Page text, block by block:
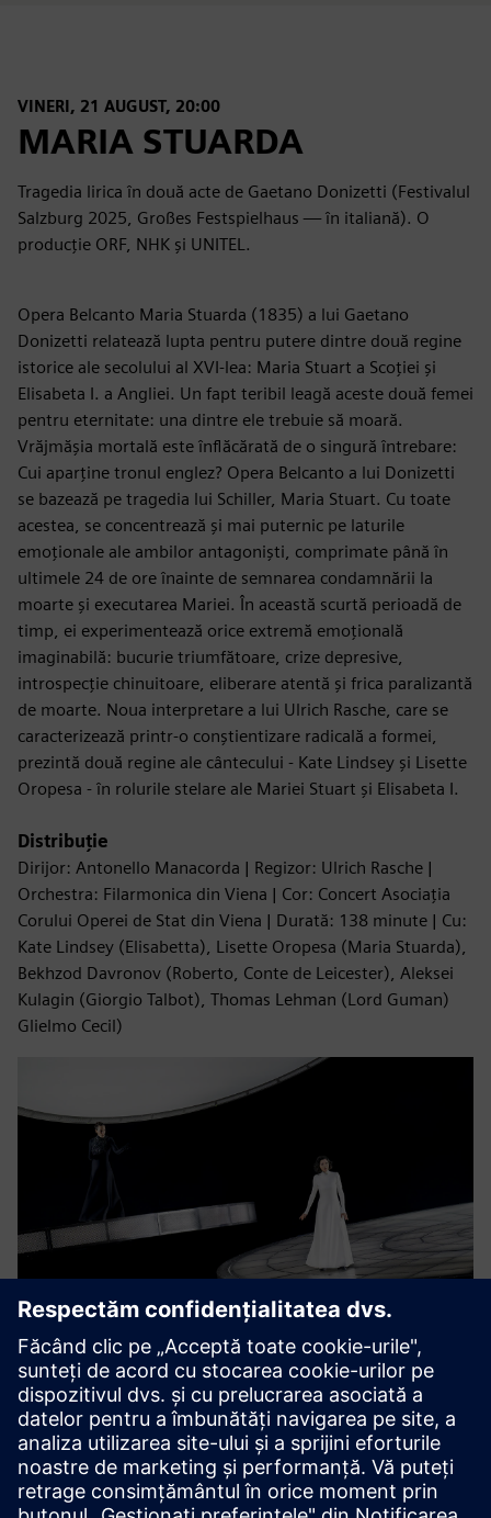
VINERI, 21 AUGUST, 20:00
MARIA STUARDA
Tragedia lirica în două acte de Gaetano Donizetti (Festivalul
Salzburg 2025, Großes Festspielhaus — în italiană). O
producție ORF, NHK și UNITEL.
Opera Belcanto Maria Stuarda (1835) a lui Gaetano
Donizetti relatează lupta pentru putere dintre două regine
istorice ale secolului al XVI-lea: Maria Stuart a Scoției și
Elisabeta I. a Angliei. Un fapt teribil leagă aceste două femei
pentru eternitate: una dintre ele trebuie să moară.
Vrăjmășia mortală este înflăcărată de o singură întrebare:
Cui aparține tronul englez? Opera Belcanto a lui Donizetti
se bazează pe tragedia lui Schiller, Maria Stuart. Cu toate
acestea, se concentrează și mai puternic pe laturile
emoționale ale ambilor antagoniști, comprimate până în
ultimele 24 de ore înainte de semnarea condamnării la
moarte și executarea Mariei. În această scurtă perioadă de
timp, ei experimentează orice extremă emoțională
imaginabilă: bucurie triumfătoare, crize depresive,
introspecție chinuitoare, eliberare atentă și frica paralizantă
de moarte. Noua interpretare a lui Ulrich Rasche, care se
caracterizează printr-o conștientizare radicală a formei,
prezintă două regine ale cântecului - Kate Lindsey și Lisette
Oropesa - în rolurile stelare ale Mariei Stuart și Elisabeta I.
Distribuție
Dirijor: Antonello Manacorda | Regizor: Ulrich Rasche |
Orchestra: Filarmonica din Viena | Cor: Concert Asociația
Corului Operei de Stat din Viena | Durată: 138 minute | Cu:
Kate Lindsey (Elisabetta), Lisette Oropesa (Maria Stuarda),
Bekhzod Davronov (Roberto, Conte de Leicester), Aleksei
Kulagin (Giorgio Talbot), Thomas Lehman (Lord Guman)
Glielmo Cecil)
Elisabetta (Kate Lindsey) și Maria Stuarda (Lisette
Oropesa).